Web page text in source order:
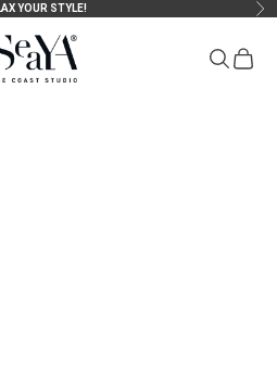
YOUR STYLE! Vor
fashion
Suchen